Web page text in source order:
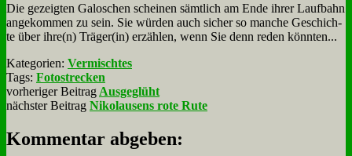
Die ge­zeig­ten Ga­lo­schen schei­nen sämt­lich am En­de ih­rer Lauf­bahn
an­ge­kom­men zu sein. Sie wür­den auch si­cher so man­che Ge­schich­
te über ihre(n) Träger(in) er­zäh­len, wenn Sie denn re­den könn­ten...
Kategorien: Vermischtes
Tags: Fotostrecken
vorheriger Beitrag Ausgeglüht
nächster Beitrag Nikolausens rote Rute
Kommentar abgeben: